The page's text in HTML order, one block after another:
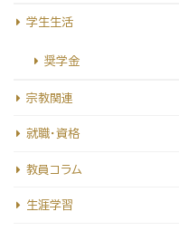
学生生活
奨学金
宗教関連
就職・資格
教員コラム
生涯学習